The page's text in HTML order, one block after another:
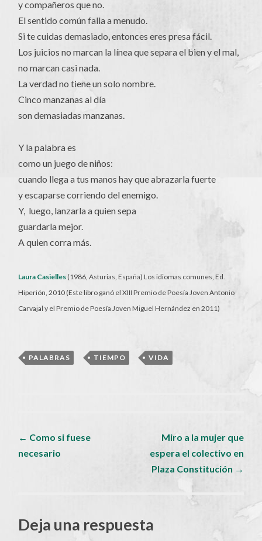
y compañeros que no.
El sentido común falla a menudo.
Si te cuidas demasiado, entonces eres presa fácil.
Los juicios no marcan la línea que separa el bien y el mal,
no marcan casi nada.
La verdad no tiene un solo nombre.
Cinco manzanas al día
son demasiadas manzanas.
Y la palabra es
como un juego de niños:
cuando llega a tus manos hay que abrazarla fuerte
y escaparse corriendo del enemigo.
Y, luego, lanzarla a quien sepa
guardarla mejor.
A quien corra más.
Laura Casielles (1986, Asturias, España) Los idiomas comunes, Ed.
Hiperión, 2010 (Este libro ganó el XIII Premio de Poesía Joven Antonio
Carvajal y el Premio de Poesía Joven Miguel Hernández en 2011)
PALABRAS , TIEMPO , VIDA
Navegador
← Como si fuese
necesario
Miro a la mujer que
espera el colectivo en
Plaza Constitución →
Deja una respuesta